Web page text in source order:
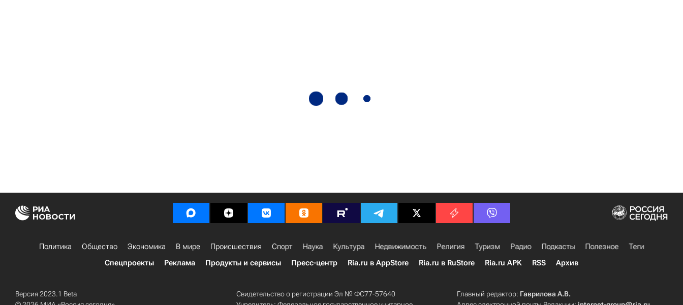
Политика Общество Экономика В мире Происшествия Спорт Наука Культура Недвижимость Религия Туризм Радио Подкасты Полезное
Теги
Спецпроекты
Реклама Продукты и сервисы Пресс-центр Ria.ru в AppStore Ria.ru в RuStore Ria.ru APK RSS Архив
Версия 2023.1 Beta
Свидетельство о регистрации Эл № ФС77-57640
Главный редактор: Гаврилова А.В.